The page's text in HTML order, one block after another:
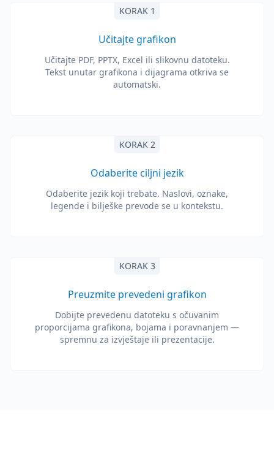
KORAK 1
Učitajte grafikon
Učitajte PDF, PPTX, Excel ili slikovnu datoteku.
Tekst unutar grafikona i dijagrama otkriva se
automatski.
KORAK 2
Odaberite ciljni jezik
Odaberite jezik koji trebate. Naslovi, oznake,
legende i bilješke prevode se u kontekstu.
KORAK 3
Preuzmite prevedeni grafikon
Dobijte prevedenu datoteku s očuvanim
proporcijama grafikona, bojama i poravnanjem —
spremnu za izvještaje ili prezentacije.